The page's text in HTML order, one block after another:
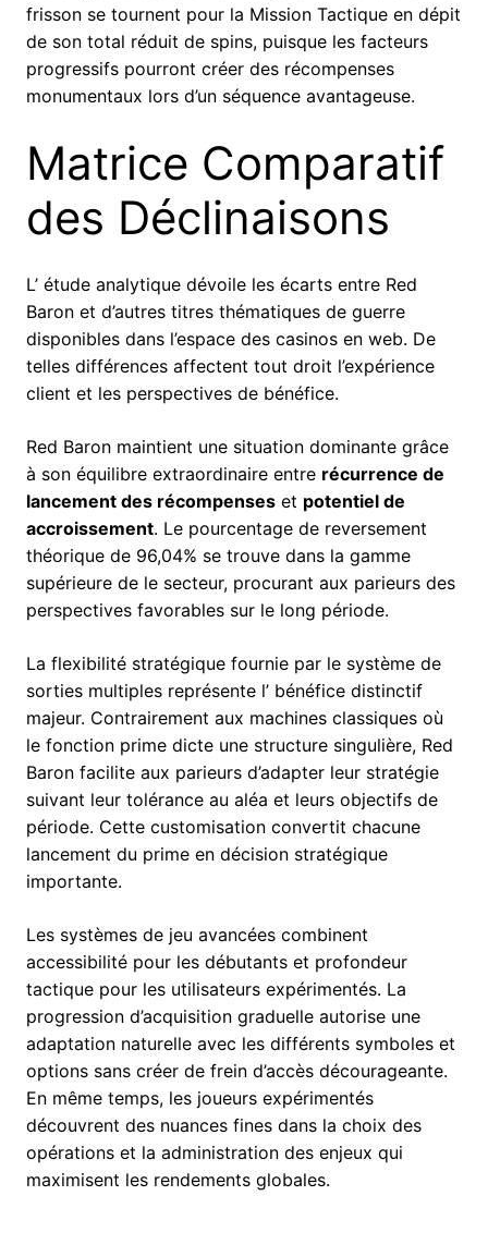
frisson se tournent pour la Mission Tactique en dépit
de son total réduit de spins, puisque les facteurs
progressifs pourront créer des récompenses
monumentaux lors d’un séquence avantageuse.
Matrice Comparatif
des Déclinaisons
L’ étude analytique dévoile les écarts entre Red
Baron et d’autres titres thématiques de guerre
disponibles dans l’espace des casinos en web. De
telles différences affectent tout droit l’expérience
client et les perspectives de bénéfice.
Red Baron maintient une situation dominante grâce
à son équilibre extraordinaire entre récurrence de
lancement des récompenses et potentiel de
accroissement. Le pourcentage de reversement
théorique de 96,04% se trouve dans la gamme
supérieure de le secteur, procurant aux parieurs des
perspectives favorables sur le long période.
La flexibilité stratégique fournie par le système de
sorties multiples représente l’ bénéfice distinctif
majeur. Contrairement aux machines classiques où
le fonction prime dicte une structure singulière, Red
Baron facilite aux parieurs d’adapter leur stratégie
suivant leur tolérance au aléa et leurs objectifs de
période. Cette customisation convertit chacune
lancement du prime en décision stratégique
importante.
Les systèmes de jeu avancées combinent
accessibilité pour les débutants et profondeur
tactique pour les utilisateurs expérimentés. La
progression d’acquisition graduelle autorise une
adaptation naturelle avec les différents symboles et
options sans créer de frein d’accès décourageante.
En même temps, les joueurs expérimentés
découvrent des nuances fines dans la choix des
opérations et la administration des enjeux qui
maximisent les rendements globales.